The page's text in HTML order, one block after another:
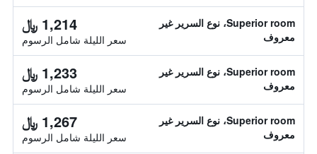
Superior room، نوع السرير غير
معروف
1,214 ﷼
سعر الليلة شامل الرسوم
Superior room، نوع السرير غير
معروف
1,233 ﷼
سعر الليلة شامل الرسوم
Superior room، نوع السرير غير
معروف
1,267 ﷼
سعر الليلة شامل الرسوم